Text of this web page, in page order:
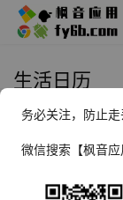
生活日历
务必关注，防止走
微信搜索【枫音